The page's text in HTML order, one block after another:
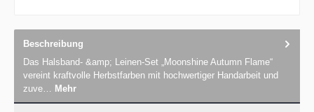
Beschreibung
Das Halsband- &amp; Leinen-Set „Moonshine Autumn Flame“
vereint kraftvolle Herbstfarben mit hochwertiger Handarbeit und
zuve… Mehr